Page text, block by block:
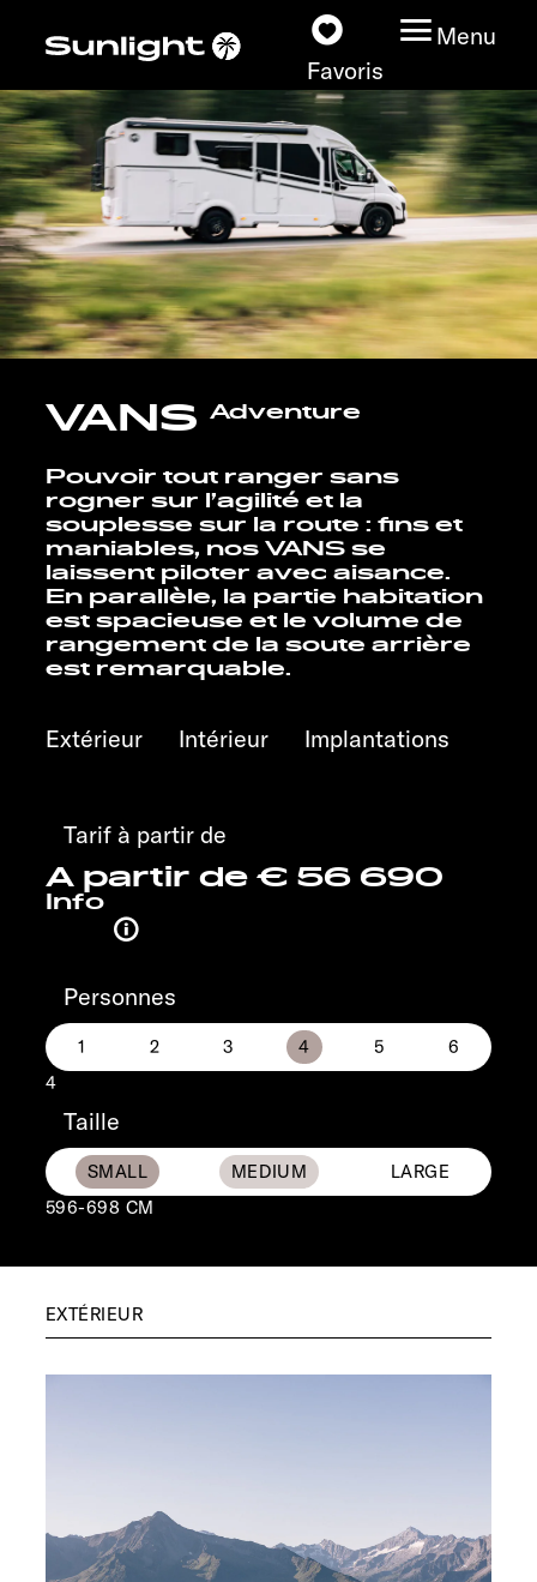
Favoris
Menu
Nos modèles
Configurateur
Recherchez votre
Sunlight
Nos concessionnaires
Découvrir
Service
VANS Adventure
Pouvoir tout ranger sans
rogner sur l’agilité et la
souplesse sur la route : fins et
maniables, nos VANS se
laissent piloter avec aisance.
En parallèle, la partie habitation
est spacieuse et le volume de
rangement de la soute arrière
est remarquable.
Extérieur Intérieur Implantations
Tarif à partir de
A partir de € 56 690
Info
Personnes
4
Taille
596-698 CM
EXTÉRIEUR